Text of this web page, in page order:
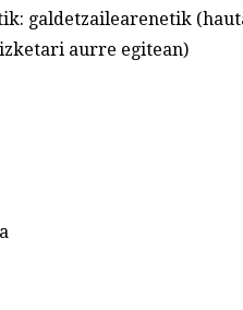
galdetzailearenetik
aurre egitean)